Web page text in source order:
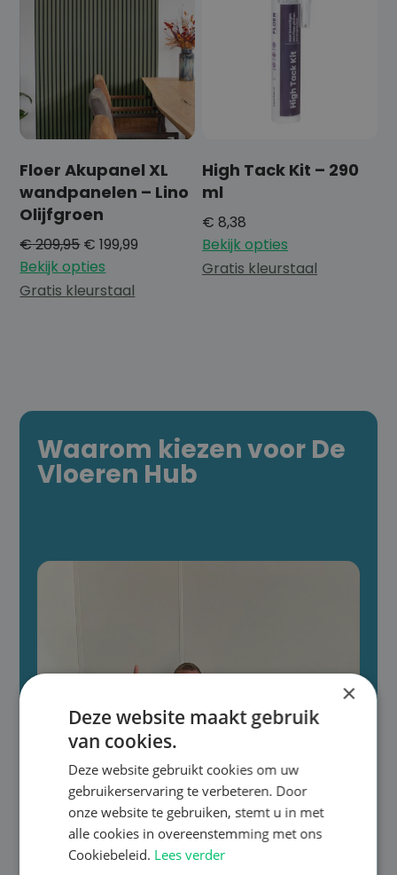
Floer Akupanel XL
wandpanelen – Lino
Olijfgroen
€209,95€ 199,99
Bekijk opties
Gratis kleurstaal
High Tack Kit – 290
ml
€ 8,38
Bekijk opties
Gratis kleurstaal
Waarom kiezen voor De
Vloeren Hub
×
Deze website maakt gebruik
van cookies.
Deze website gebruikt cookies om uw
gebruikerservaring te verbeteren. Door
onze website te gebruiken, stemt u in met
alle cookies in overeenstemming met ons
Cookiebeleid. Lees verder